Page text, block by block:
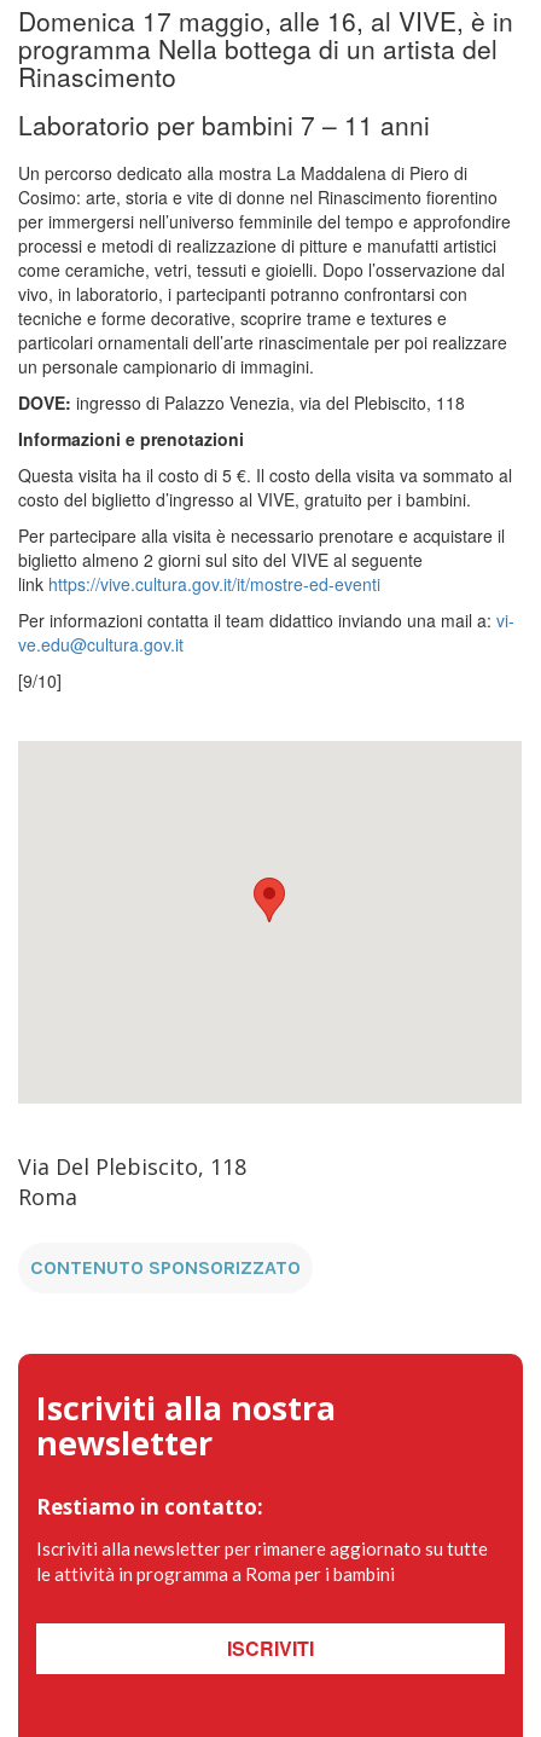
Domenica 17 maggio, alle 16, al VIVE, è in
programma Nella bottega di un artista del
Rinascimento
Laboratorio per bambini 7 – 11 anni
Un percorso dedicato alla mostra La Maddalena di Piero di
Cosimo: arte, storia e vite di donne nel Rinascimento fiorentino
per immergersi nell’universo femminile del tempo e approfondire
processi e metodi di realizzazione di pitture e manufatti artistici
come ceramiche, vetri, tessuti e gioielli. Dopo l’osservazione dal
vivo, in laboratorio, i partecipanti potranno confrontarsi con
tecniche e forme decorative, scoprire trame e textures e
particolari ornamentali dell’arte rinascimentale per poi realizzare
un personale campionario di immagini.
DOVE: ingresso di Palazzo Venezia, via del Plebiscito, 118
Informazioni e prenotazioni
Questa visita ha il costo di 5 €. Il costo della visita va sommato al
costo del biglietto d’ingresso al VIVE, gratuito per i bambini.
Per partecipare alla visita è necessario prenotare e acquistare il
biglietto almeno 2 giorni sul sito del VIVE al seguente
link https://vive.cultura.gov.it/it/mostre-ed-eventi
Per informazioni contatta il team didattico inviando una mail a: vi-
ve.edu@cultura.gov.it
[9/10]
Via Del Plebiscito, 118
Roma
CONTENUTO SPONSORIZZATO
Iscriviti alla nostra
newsletter
Restiamo in contatto:
Iscriviti alla newsletter per rimanere aggiornato su tutte
le attività in programma a Roma per i bambini
ISCRIVITI